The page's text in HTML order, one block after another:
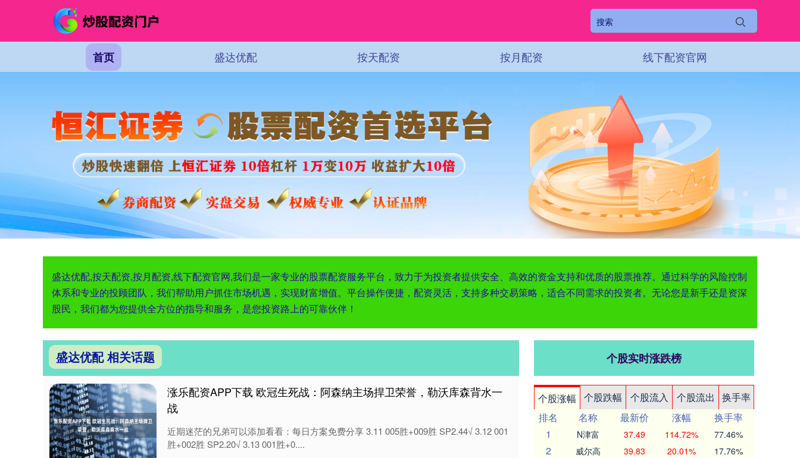
首页 盛达优配 按天配资 按月配资 线下配资官网
盛达优配,按天配资,按月配资,线下配资官网,我们是一家专业的股票配资服务平台，致力于为投资者提供安全、高效的资金支持和优质的股票推荐。通过科学的风险控制
体系和专业的投顾团队，我们帮助用户抓住市场机遇，实现财富增值。平台操作便捷，配资灵活，支持多种交易策略，适合不同需求的投资者。无论您是新手还是资深
股民，我们都为您提供全方位的指导和服务，是您投资路上的可靠伙伴！
盛达优配 相关话题
涨乐配资APP下载 欧冠生死战：阿森纳主场捍卫荣誉，勒沃库森背水一
战
近期迷茫的兄弟可以添加看看：每日方案免费分享 3.11 005胜+009胜 SP2.44√ 3.12 001
胜+002胜 SP2.20√ 3.13 001胜+0....
个股实时涨跌榜
个股涨幅 个股跌幅 个股流入 个股流出
换手率
排名
名称 最新价 涨幅
换手率
1
N津富 37.49 114.72% 77.46%
2 威尔高 39.83 20.01% 17.76%